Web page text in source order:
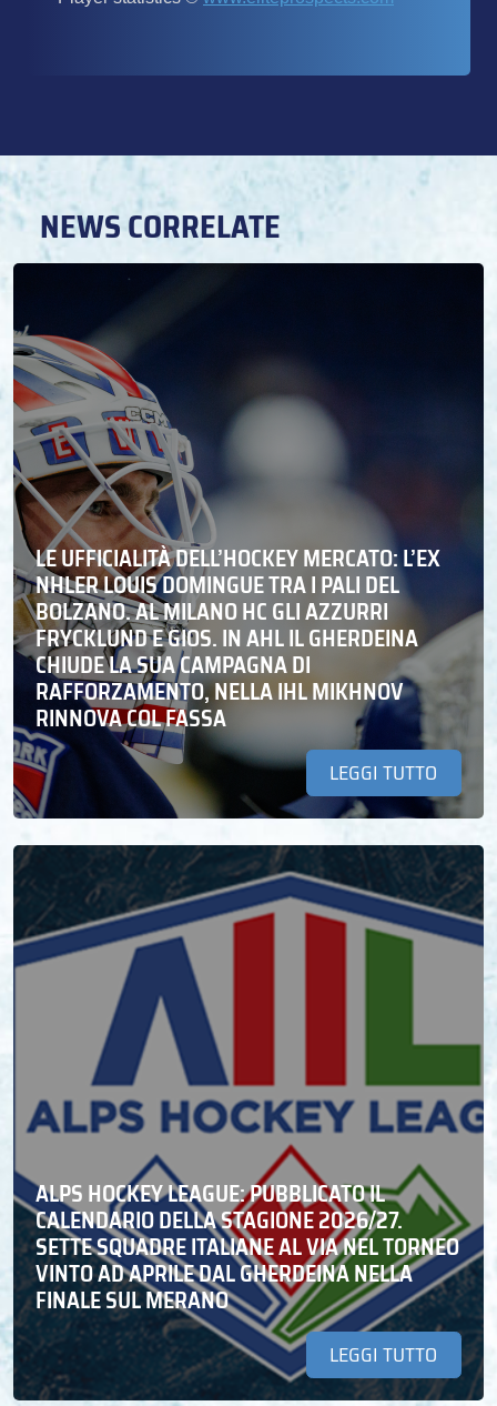
NEWS CORRELATE
LE UFFICIALITÀ DELL’HOCKEY MERCATO: L’EX
NHLER LOUIS DOMINGUE TRA I PALI DEL
BOLZANO. AL MILANO HC GLI AZZURRI
FRYCKLUND E GIOS. IN AHL IL GHERDEINA
CHIUDE LA SUA CAMPAGNA DI
RAFFORZAMENTO, NELLA IHL MIKHNOV
RINNOVA COL FASSA
LEGGI TUTTO
ALPS HOCKEY LEAGUE: PUBBLICATO IL
CALENDARIO DELLA STAGIONE 2026/27.
SETTE SQUADRE ITALIANE AL VIA NEL TORNEO
VINTO AD APRILE DAL GHERDEINA NELLA
FINALE SUL MERANO
LEGGI TUTTO